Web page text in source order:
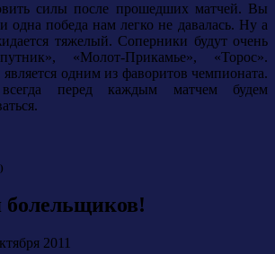
силы после прошедших матчей. Вы
одна победа нам легко не давалась. Ну а
тяжелый. Соперники будут очень
«Молот-Прикамье», «Торос».
одним из фаворитов чемпионата.
всегда перед каждым матчем будем
болельщиков!
2011